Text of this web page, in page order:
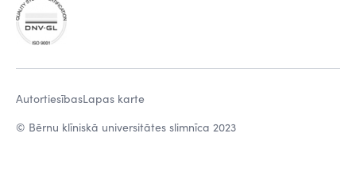
© Bērnu klīniskā universitātes slimnīca 2023
AutortiesībasLapas karte